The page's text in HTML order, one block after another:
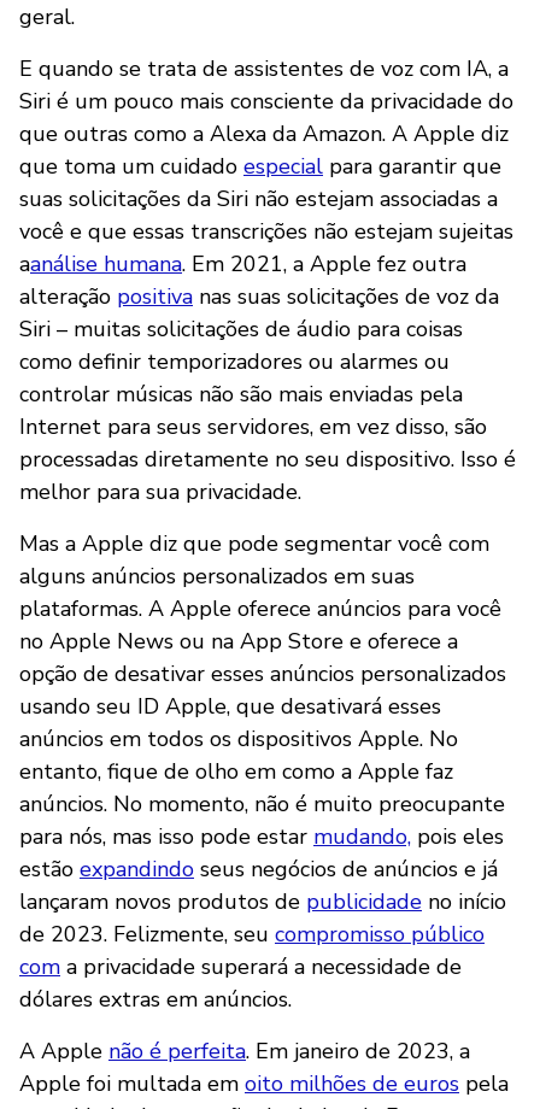
geral.
E quando se trata de assistentes de voz com IA, a
Siri é um pouco mais consciente da privacidade do
que outras como a Alexa da Amazon. A Apple diz
que toma um cuidado especial para garantir que
suas solicitações da Siri não estejam associadas a
você e que essas transcrições não estejam sujeitas
aanálise humana. Em 2021, a Apple fez outra
alteração positiva nas suas solicitações de voz da
Siri – muitas solicitações de áudio para coisas
como definir temporizadores ou alarmes ou
controlar músicas não são mais enviadas pela
Internet para seus servidores, em vez disso, são
processadas diretamente no seu dispositivo. Isso é
melhor para sua privacidade.
Mas a Apple diz que pode segmentar você com
alguns anúncios personalizados em suas
plataformas. A Apple oferece anúncios para você
no Apple News ou na App Store e oferece a
opção de desativar esses anúncios personalizados
usando seu ID Apple, que desativará esses
anúncios em todos os dispositivos Apple. No
entanto, fique de olho em como a Apple faz
anúncios. No momento, não é muito preocupante
para nós, mas isso pode estar mudando, pois eles
estão expandindo seus negócios de anúncios e já
lançaram novos produtos de publicidade no início
de 2023. Felizmente, seu compromisso público
com a privacidade superará a necessidade de
dólares extras em anúncios.
A Apple não é perfeita. Em janeiro de 2023, a
Apple foi multada em oito milhões de euros pela